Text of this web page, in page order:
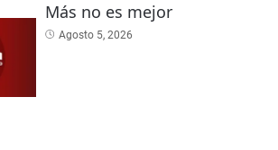
Más no es mejor
Agosto 5, 2026